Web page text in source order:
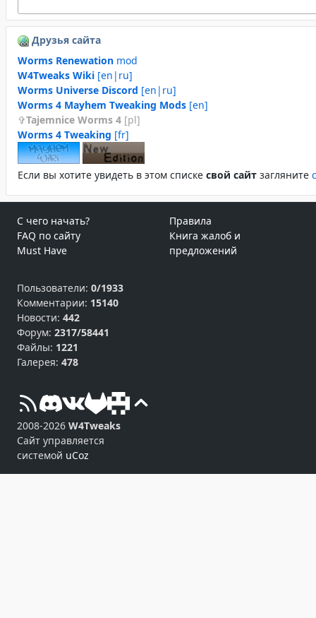
Друзья сайта
Worms Renewation mod
W4Tweaks Wiki [en|ru]
Worms Universe Discord [en|ru]
Worms 4 Mayhem Tweaking Mods [en]
Tajemnice Worms 4 [pl]
Worms 4 Tweaking [fr]
Если вы хотите увидеть в этом спиcке свой сайт загляните
С чего начать?
FAQ по сайту
Must Have
Правила
Книга жалоб и
предложений
Пользователи: 0/1933
Комментарии: 15140
Новости: 442
Форум: 2317/58441
Файлы: 1221
Галерея: 478
2008-2026 W4Tweaks
Сайт управляется
системой uCoz